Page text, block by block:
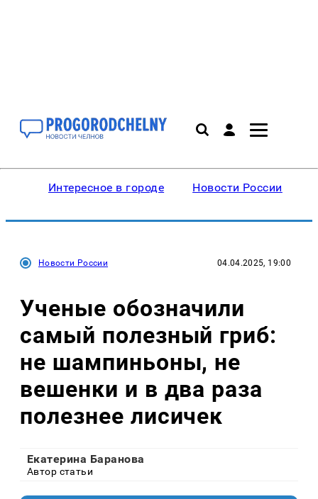
Интересное в городе Новости России
Новости России 04.04.2025, 19:00
Ученые обозначили
самый полезный гриб:
не шампиньоны, не
вешенки и в два раза
полезнее лисичек
Екатерина Баранова
Автор статьи